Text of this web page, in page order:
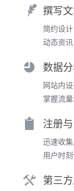
撰写
简约设
动态资
数据
网站内
掌握流
注册
迅速收
用户时
第三